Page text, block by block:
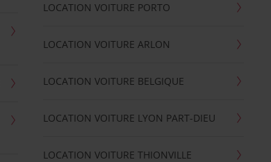
LOCATION VOITURE PORTO
LOCATION VOITURE ARLON
LOCATION VOITURE BELGIQUE
LOCATION VOITURE LYON PART-DIEU
LOCATION VOITURE THIONVILLE